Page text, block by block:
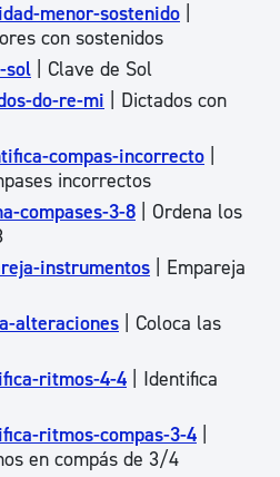
menor-sostenido
con sostenidos
sol | Clave de Sol
do-re-mi | Dictados con
compas-incorrecto
incorrectos
compases-3-8 | Ordena los
instrumentos | Empareja
alteraciones | Coloca las
ritmos-4-4 | Identifica
ritmos-compas-3-4
en compás de 3/4